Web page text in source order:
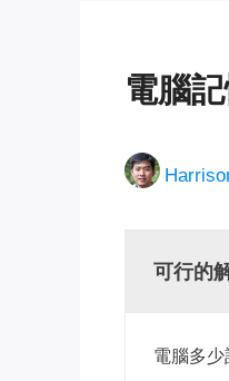
電腦
可行的
電腦多少